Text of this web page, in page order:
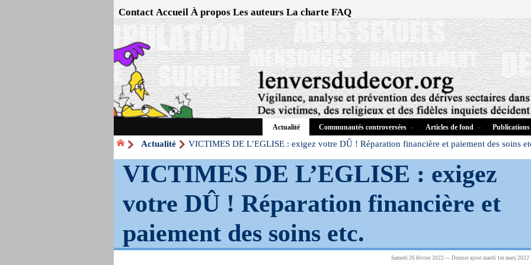
Contact Accueil À propos Les auteurs La charte FAQ
Actualité Communautés controversées Articles de fond Publications
Actualité VICTIMES DE L’EGLISE : exigez votre DÛ ! Réparation financière et paiement des soins
VICTIMES DE L’EGLISE : exigez
votre DÛ ! Réparation financière et
paiement des soins etc.
Samedi 26 février 2022 — Dernier ajout mardi 1er mars 2022